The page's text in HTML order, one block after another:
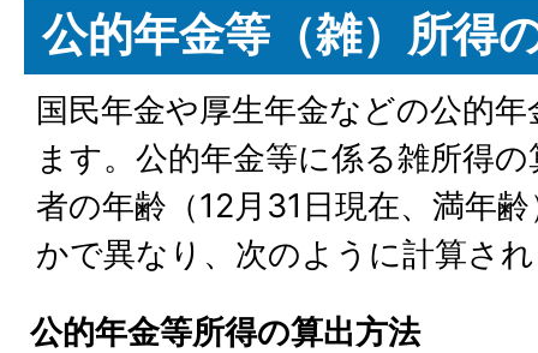
公的年金等（雑）所得
国民年金や厚生年金などの公的
ます。公的年金等に係る雑所得
者の年齢（12月31日現在、満年
かで異なり、次のように計算さ
公的年金等所得の算出方法